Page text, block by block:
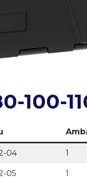
100-
04 1
05 1